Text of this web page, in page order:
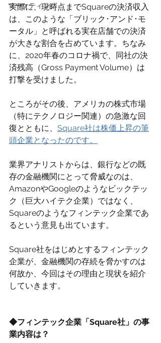
マーケティング
実際に、現時点までSquareの決済収入
は、このような「ブリック･アンド･モ
ータル」と呼ばれる実在店舗での決済
が大きな割合を占めています。ちなみ
に、2020年春のコロナ禍で、同社の決
済残高（Gross Payment Volume）は
打撃を受けました。
ところがその後、アメリカの株式市場
（特にテクノロジー関連）の急激な回
復とともに、 Square社は株価上昇の筆
頭企業となったのです。
業界アナリストからは、銀行などの既
存の金融機関にとって脅威なのは、
AmazonやGoogleのようなビックテッ
ク（巨大ハイテク企業）ではなく、
Squareのようなフィンテック企業であ
るという意見も出ています。
Square社をはじめとするフィンテック
企業が、金融機関の存続を脅かすのは
何故か、今回はその理由と現状を紹介
していきます。
◆フィンテック企業「Square社」の事
業内容は？